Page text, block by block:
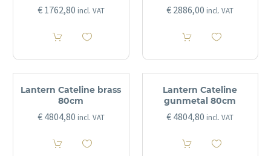
€1762,80 incl. VAT € 2886,00 incl. VAT
Lantern Cateline brass
80cm
€4804,80 incl. VAT
Lantern Cateline
gunmetal 80cm
€ 4804,80 incl. VAT